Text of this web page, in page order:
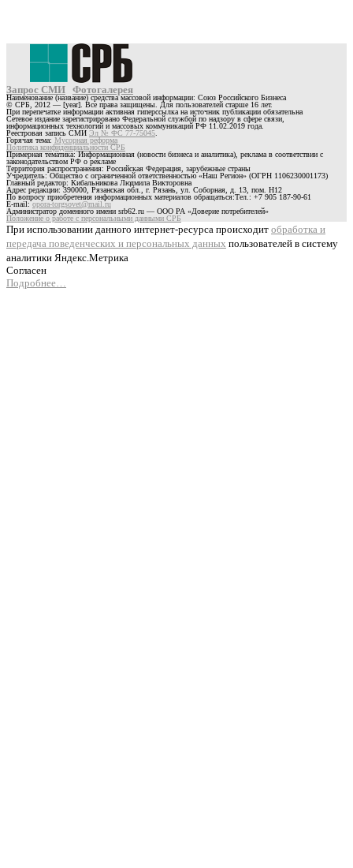
Запрос СМИ Фотогалерея
Наименование (название) средства массовой информации: Союз Российского Бизнеса
© СРБ, 2012 — [year]. Все права защищены. Для пользователей старше 16 лет.
При перепечатке информации активная гиперссылка на источник публикации обязательна
Сетевое издание зарегистрировано Федеральной службой по надзору в сфере связи,
информационных технологий и массовых коммуникаций РФ 11.02.2019 года.
Реестровая запись СМИ Эл № ФС 77-75045
Горячая тема: Мусорная реформа
Политика конфиденциальности СРБ
Примерная тематика: Информационная (новости бизнеса и аналитика), реклама в соответствии с
законодательством РФ о рекламе
Территория распространения: Российская Федерация, зарубежные страны
Учредитель: Общество с ограниченной ответственностью «Наш Регион» (ОГРН 1106230001173)
Главный редактор: Кибальникова Людмила Викторовна
Адрес редакции: 390000, Рязанская обл., г. Рязань, ул. Соборная, д. 13, пом. Н12
По вопросу приобретения информационных материалов обращаться:Тел.: +7 905 187-90-61
E-mail:opora-torgsovet@mail.ru
Администратор доменного имени srb62.ru — ООО РА «Доверие потребителей»
Положение о работе с персональными данными СРБ
При использовании данного интернет-ресурса происходит обработка и
передача поведенческих и персональных данных пользователей в систему
аналитики Яндекс.Метрика
Согласен
Подробнее…